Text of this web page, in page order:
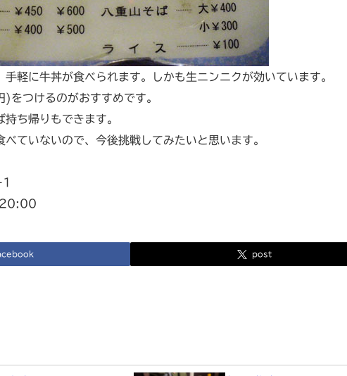
手軽に牛丼が食べられます。しかも生ニンニクが効いています。
をつけるのがおすすめです。
ち帰りもできます。
べていないので、今後挑戦してみたいと思います。
post